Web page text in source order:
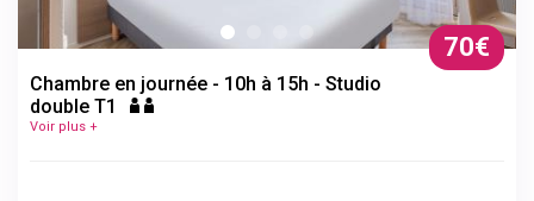
Chambre en journée - 10h à 15h - Studio
double T1
70€
Voir plus +